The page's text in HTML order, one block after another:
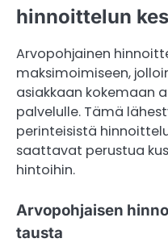
hinnoittelun
Arvopohjainen
maksimoimiseen,
asiakkaan kokemaan
palvelulle. Tämä
perinteisistä
saattavat perustua
hintoihin.
Arvopohjaisen
tausta